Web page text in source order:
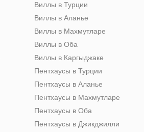
Виллы в Турции
Виллы в Аланье
Виллы в Махмутларе
Виллы в Оба
Виллы в Каргыджаке
Пентхаусы в Турции
Пентхаусы в Аланье
Пентхаусы в Махмутларе
Пентхаусы в Оба
Пентхаусы в Джикджилли